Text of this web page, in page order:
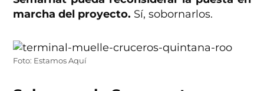
marcha del proyecto. Sí, sobornarlos.
Foto: Estamos Aquí